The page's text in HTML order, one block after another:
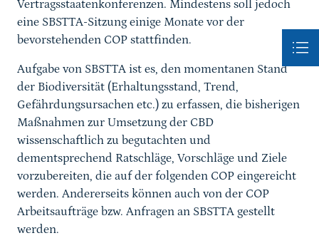
Vertragsstaatenkonferenzen. Mindestens soll jedoch
eine SBSTTA-Sitzung einige Monate vor der
bevorstehenden COP stattfinden.
Aufgabe von SBSTTA ist es, den momentanen Stand
der Biodiversität (Erhaltungsstand, Trend,
Gefährdungsursachen etc.) zu erfassen, die bisherigen
Maßnahmen zur Umsetzung der CBD
wissenschaftlich zu begutachten und
dementsprechend Ratschläge, Vorschläge und Ziele
vorzubereiten, die auf der folgenden COP eingereicht
werden. Andererseits können auch von der COP
Arbeitsaufträge bzw. Anfragen an SBSTTA gestellt
werden.